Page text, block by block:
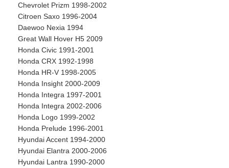
Chevrolet Prizm 1998-2002
Citroen Saxo 1996-2004
Daewoo Nexia 1994
Great Wall Hover H5 2009
Honda Civic 1991-2001
Honda CRX 1992-1998
Honda HR-V 1998-2005
Honda Insight 2000-2009
Honda Integra 1997-2001
Honda Integra 2002-2006
Honda Logo 1999-2002
Honda Prelude 1996-2001
Hyundai Accent 1994-2000
Hyundai Elantra 2000-2006
Hyundai Lantra 1990-2000